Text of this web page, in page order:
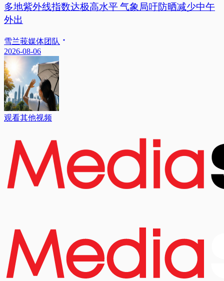
多地紫外线指数达极高水平 气象局吁防晒减少中午
外出
雪兰莪媒体团队
2026-08-06
观看其他视频